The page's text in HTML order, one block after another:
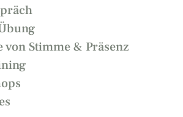
von Stimme & Präsenz